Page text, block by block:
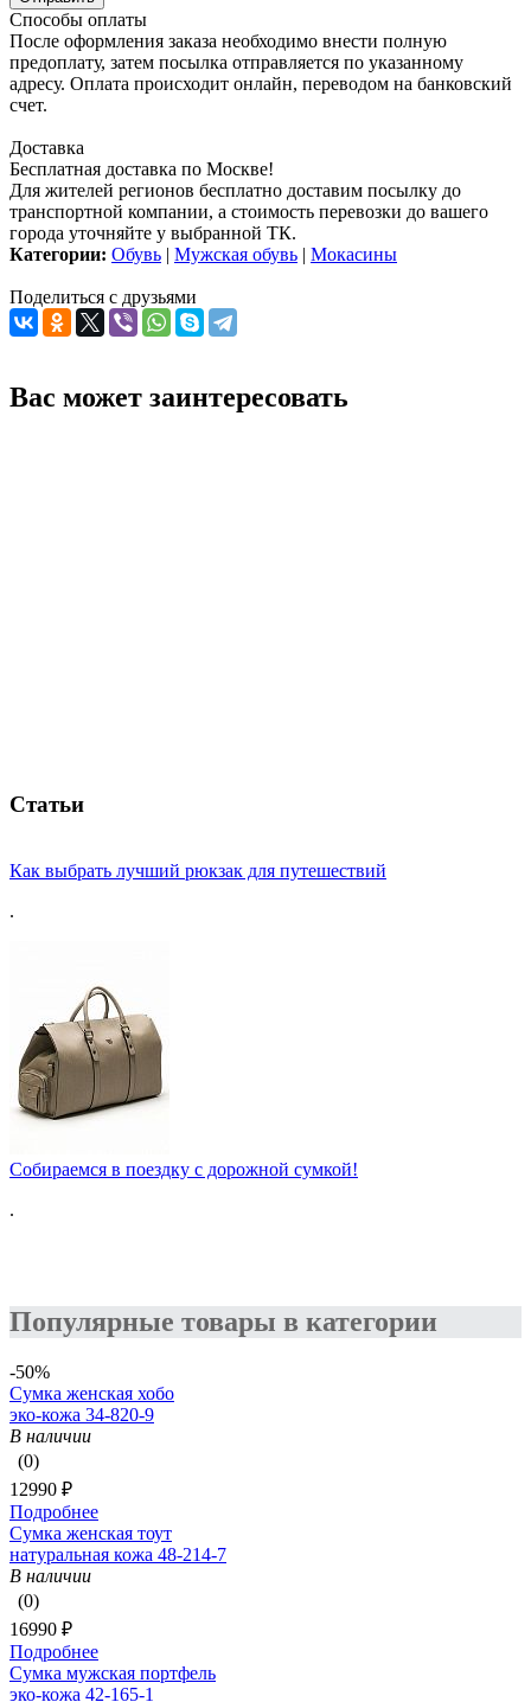
Способы оплаты
После оформления заказа необходимо внести полную
предоплату, затем посылка отправляется по указанному
адресу. Оплата происходит онлайн, переводом на банковский
счет.
Доставка
Бесплатная доставка по Москве!
Для жителей регионов бесплатно доставим посылку до
транспортной компании, а стоимость перевозки до вашего
города уточняйте у выбранной ТК.
Категории: Обувь | Мужская обувь | Мокасины
Поделиться с друзьями
Вас может заинтересовать
Статьи
Как выбрать лучший рюкзак для путешествий
.
Собираемся в поездку с дорожной сумкой!
.
Популярные товары в категории
-50%
Сумка женская хобо
эко-кожа 34-820-9
В наличии
(0)
12990 ₽
Подробнее
Сумка женская тоут
натуральная кожа 48-214-7
В наличии
(0)
16990 ₽
Подробнее
Сумка мужская портфель
эко-кожа 42-165-1